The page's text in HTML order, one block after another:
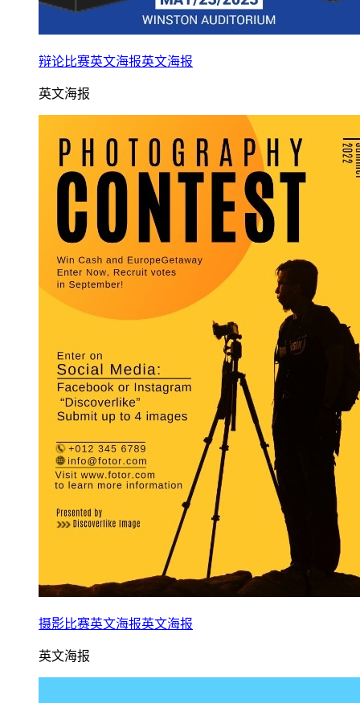
辩论比赛英文海报英文海报
英文海报
摄影比赛英文海报英文海报
英文海报